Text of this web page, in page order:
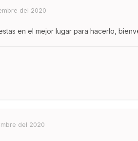
del 2020
en el mejor lugar para hacerlo,
del 2020